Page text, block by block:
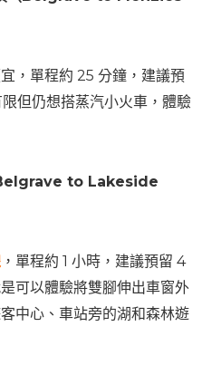
，單程約 25 分鐘，建議預
但仍想搭蒸汽小火車，體驗
to Lakeside
，單程約 1 小時，建議預留 4
可以體驗將雙腳伸出車窗外
中心、車站旁的湖和森林遊